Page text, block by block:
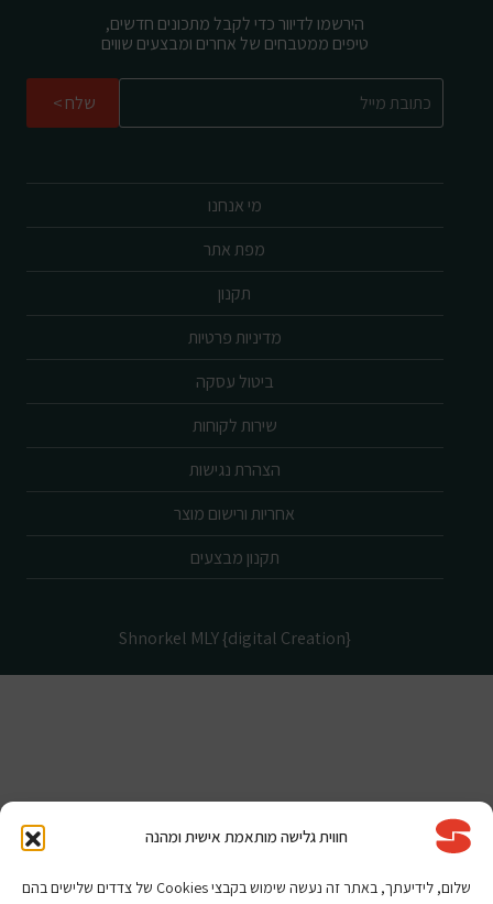
חווית גלישה מותאמת אישית ומהנה
שלום, לידיעתך, באתר זה נעשה שימוש בקבצי Cookies של צדדים שלישים בהם
מי אנחנו
מפת אתר
תקנון
מדיניות פרטיות
ביטול עסקה
שירות לקוחות
הצהרת נגישות
אחריות ורישום מוצר
תקנון מבצעים
הירשמו לדיוור כדי לקבל מתכונים חדשים,
טיפים ממטבחים של אחרים ומבצעים שווים
שלח
Shnorkel MLY {digital Creation}